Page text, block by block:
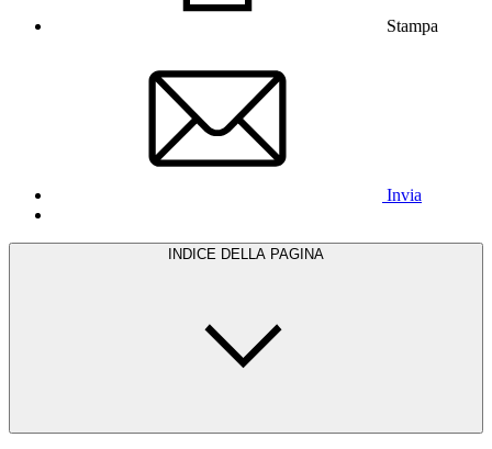
Stampa
Invia
INDICE DELLA PAGINA